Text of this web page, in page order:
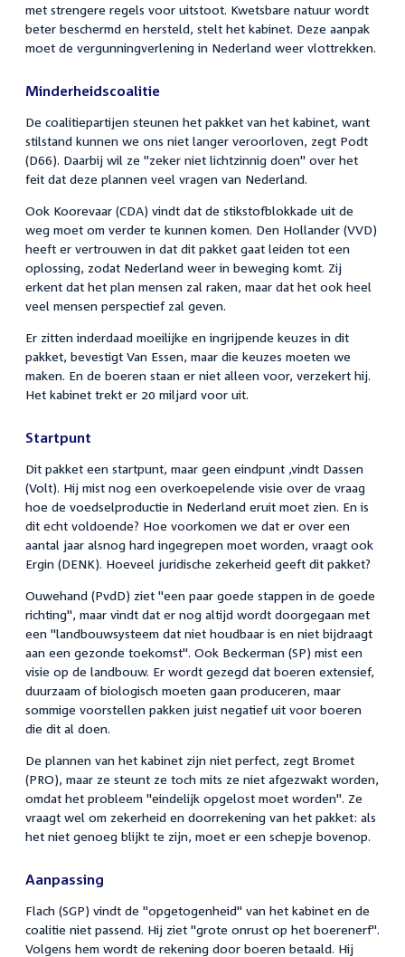
met strengere regels voor uitstoot. Kwetsbare natuur wordt
beter beschermd en hersteld, stelt het kabinet. Deze aanpak
moet de vergunningverlening in Nederland weer vlottrekken.
Minderheidscoalitie
De coalitiepartijen steunen het pakket van het kabinet, want
stilstand kunnen we ons niet langer veroorloven, zegt Podt
(D66). Daarbij wil ze "zeker niet lichtzinnig doen" over het
feit dat deze plannen veel vragen van Nederland.
Ook Koorevaar (CDA) vindt dat de stikstofblokkade uit de
weg moet om verder te kunnen komen. Den Hollander (VVD)
heeft er vertrouwen in dat dit pakket gaat leiden tot een
oplossing, zodat Nederland weer in beweging komt. Zij
erkent dat het plan mensen zal raken, maar dat het ook heel
veel mensen perspectief zal geven.
Er zitten inderdaad moeilijke en ingrijpende keuzes in dit
pakket, bevestigt Van Essen, maar die keuzes moeten we
maken. En de boeren staan er niet alleen voor, verzekert hij.
Het kabinet trekt er 20 miljard voor uit.
Startpunt
Dit pakket een startpunt, maar geen eindpunt ,vindt Dassen
(Volt). Hij mist nog een overkoepelende visie over de vraag
hoe de voedselproductie in Nederland eruit moet zien. En is
dit echt voldoende? Hoe voorkomen we dat er over een
aantal jaar alsnog hard ingegrepen moet worden, vraagt ook
Ergin (DENK). Hoeveel juridische zekerheid geeft dit pakket?
Ouwehand (PvdD) ziet "een paar goede stappen in de goede
richting", maar vindt dat er nog altijd wordt doorgegaan met
een "landbouwsysteem dat niet houdbaar is en niet bijdraagt
aan een gezonde toekomst". Ook Beckerman (SP) mist een
visie op de landbouw. Er wordt gezegd dat boeren extensief,
duurzaam of biologisch moeten gaan produceren, maar
sommige voorstellen pakken juist negatief uit voor boeren
die dit al doen.
De plannen van het kabinet zijn niet perfect, zegt Bromet
(PRO), maar ze steunt ze toch mits ze niet afgezwakt worden,
omdat het probleem "eindelijk opgelost moet worden". Ze
vraagt wel om zekerheid en doorrekening van het pakket: als
het niet genoeg blijkt te zijn, moet er een schepje bovenop.
Aanpassing
Flach (SGP) vindt de "opgetogenheid" van het kabinet en de
coalitie niet passend. Hij ziet "grote onrust op het boerenerf".
Volgens hem wordt de rekening door boeren betaald. Hij